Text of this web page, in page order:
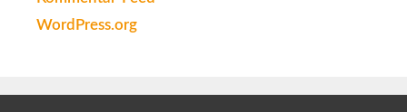
WordPress.org